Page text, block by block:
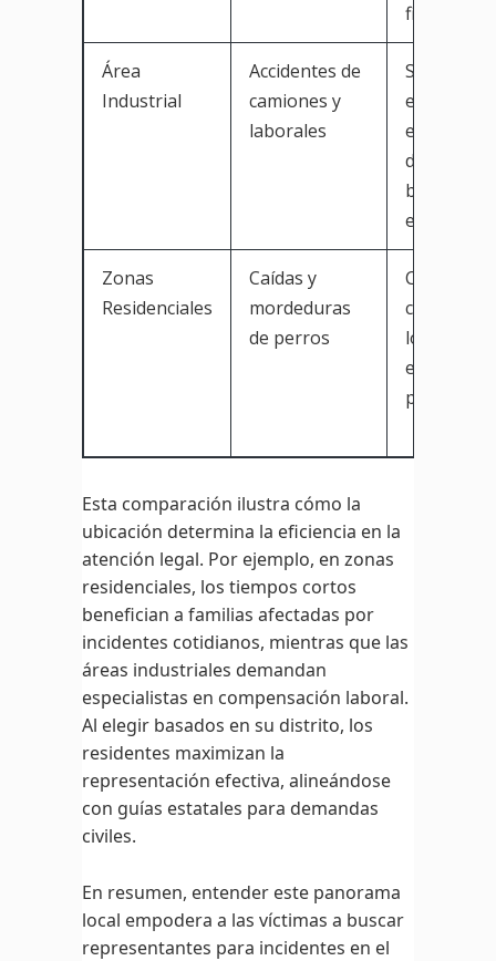
firmas
Área
Industrial
Accidentes de
camiones y
laborales
Servicios
en empleo;
bilingüe
español
Zonas
Residenciales
Caídas y
mordeduras
de perros
Cobertura
local;
en casos
Esta comparación ilustra cómo la
ubicación determina la eficiencia en la
atención legal. Por ejemplo, en zonas
residenciales, los tiempos cortos
benefician a familias afectadas por
incidentes cotidianos, mientras que las
áreas industriales demandan
especialistas en compensación laboral.
Al elegir basados en su distrito, los
residentes maximizan la
representación efectiva, alineándose
con guías estatales para demandas
civiles.
En resumen, entender este panorama
local empodera a las víctimas a buscar
representantes para incidentes en el